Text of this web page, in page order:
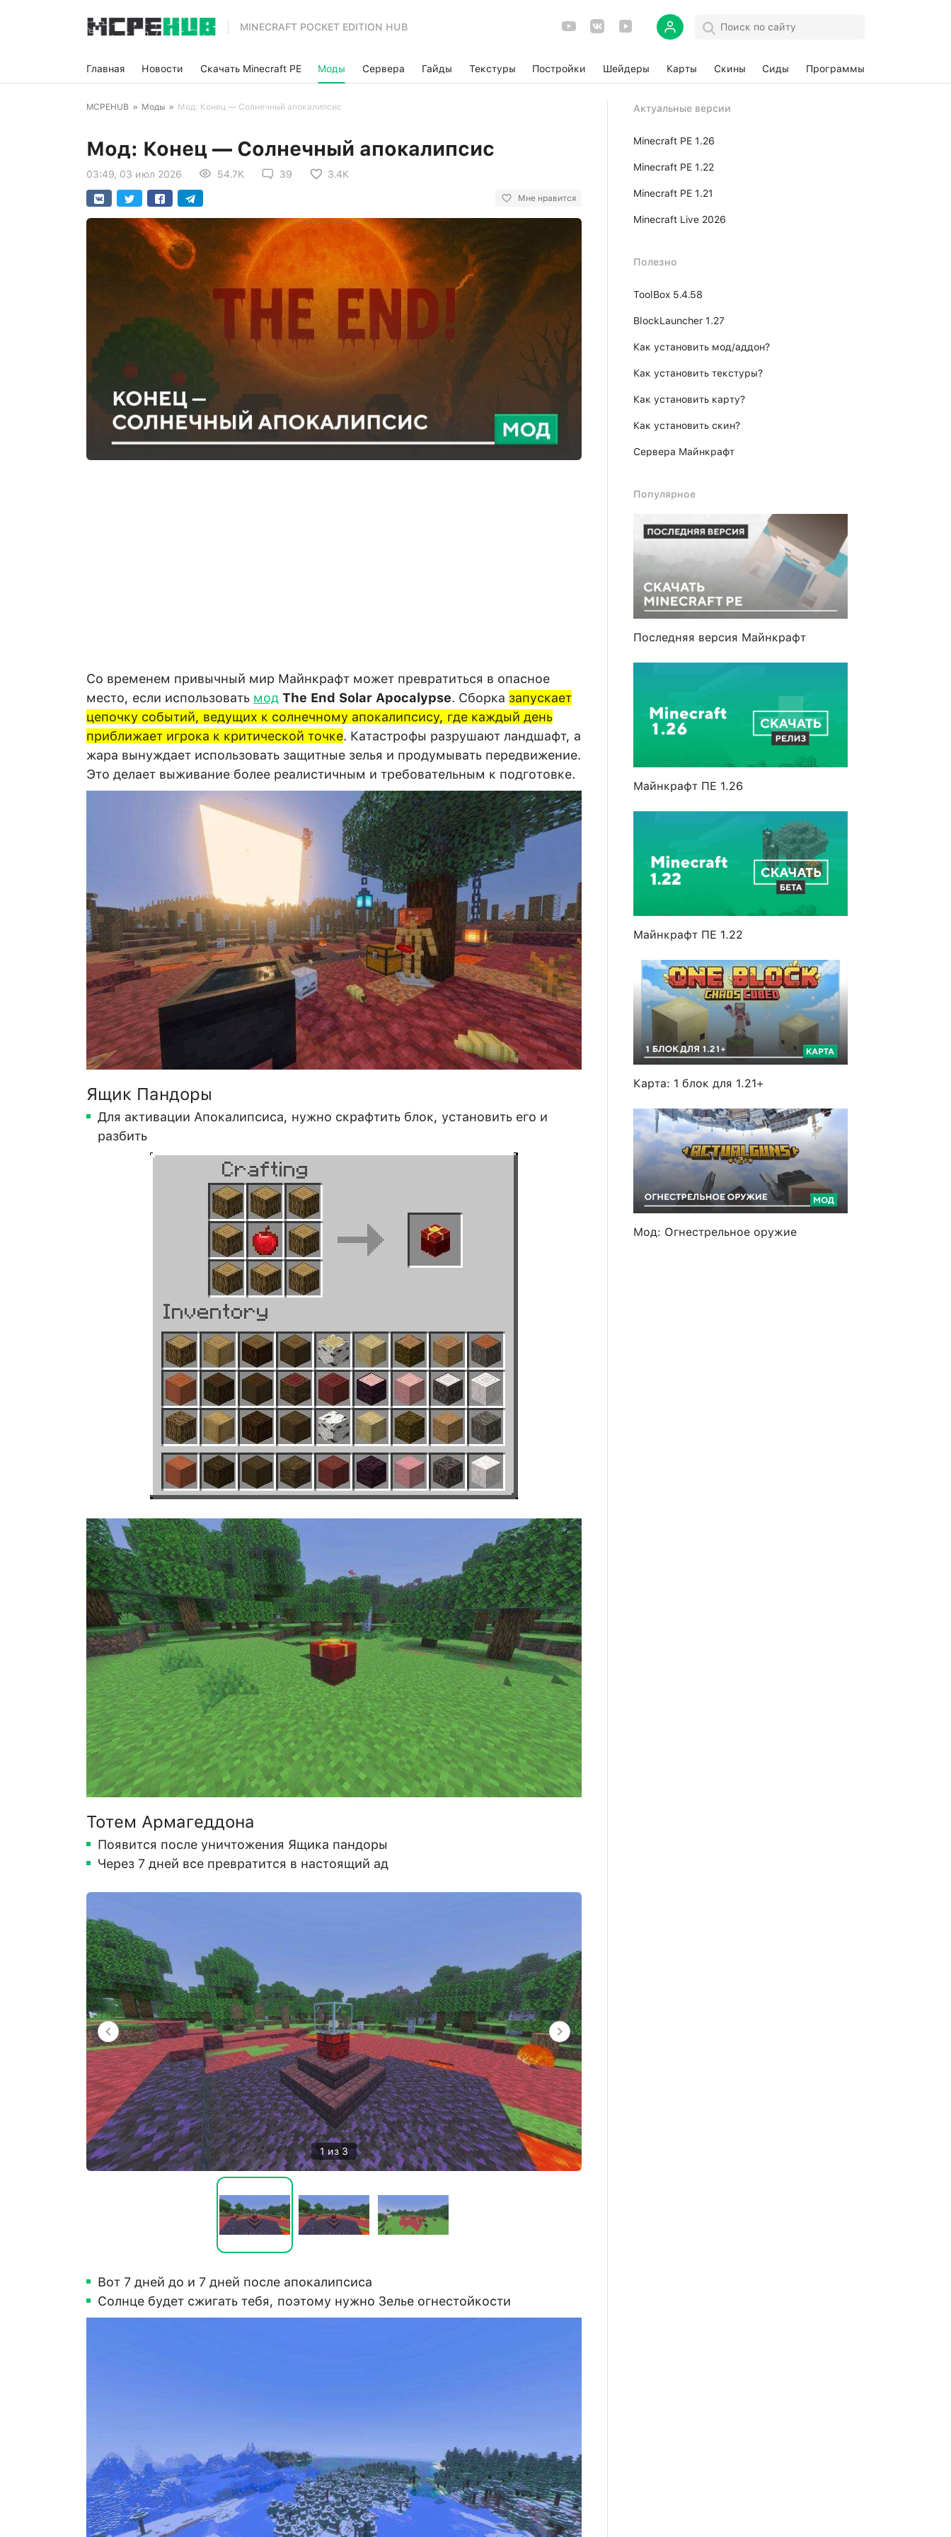
MINECRAFT POCKET EDITION HUB
Главная Новости Скачать Minecraft PE Моды Сервера Гайды Текстуры Постройки Шейдеры Карты Скины Сиды Программы
MCPEHUB » Моды » Мод: Конец — Солнечный апокалипсис
Мод: Конец — Солнечный апокалипсис
03:49, 03 июл 2026 54.7K 39 3.4K
Мне нравится
Со временем привычный мир Майнкрафт может превратиться в опасное
место, если использовать мод The End Solar Apocalypse. Сборка запускает
цепочку событий, ведущих к солнечному апокалипсису, где каждый день
приближает игрока к критической точке. Катастрофы разрушают ландшафт, а
жара вынуждает использовать защитные зелья и продумывать передвижение.
Это делает выживание более реалистичным и требовательным к подготовке.
Ящик Пандоры
Для активации Апокалипсиса, нужно скрафтить блок, установить его и
разбить
Тотем Армагеддона
Появится после уничтожения Ящика пандоры
Через 7 дней все превратится в настоящий ад
1 из 3
Вот 7 дней до и 7 дней после апокалипсиса
Солнце будет сжигать тебя, поэтому нужно Зелье огнестойкости
Актуальные версии
Minecraft PE 1.26
Minecraft PE 1.22
Minecraft PE 1.21
Minecraft Live 2026
Полезно
ToolBox 5.4.58
BlockLauncher 1.27
Как установить мод/аддон?
Как установить текстуры?
Как установить карту?
Как установить скин?
Сервера Майнкрафт
Популярное
Последняя версия Майнкрафт
Майнкрафт ПЕ 1.26
Майнкрафт ПЕ 1.22
Карта: 1 блок для 1.21+
Мод: Огнестрельное оружие